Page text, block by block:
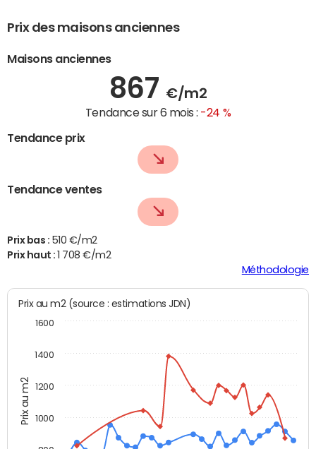
Prix des maisons anciennes
Maisons anciennes
867 €/m2
Tendance sur 6 mois : -24 %
Tendance prix
Tendance ventes
Prix bas : 510 €/m2
Prix haut :
1 708 €/m2
Méthodologie
Prix au m2
Prix au m2 (source : estimations JDN)
1000
1200
1400
1600